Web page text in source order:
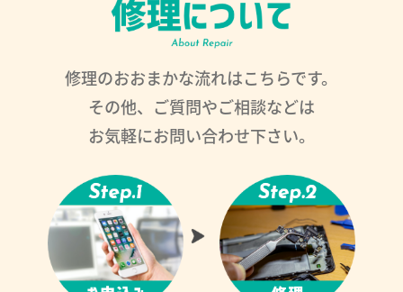
修理のおおまかな流れはこちらです。
その他、ご質問やご相談などは
お気軽にお問い合わせ下さい。